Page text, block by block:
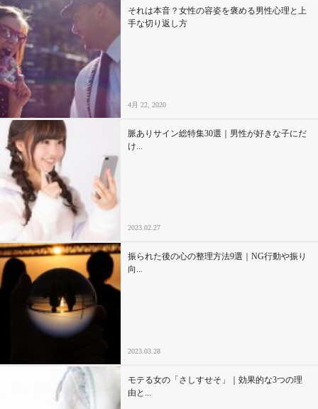
それは本音？女性の容姿を褒める男性心理と上
手な切り返し方
4月 22, 2020
脈ありサイン総特集30選｜男性が好きな子にだ
け...
2023.02.27
振られた後の心の整理方法9選｜NG行動や振り
向...
2023.03.28
モテる女の「さしすせそ」｜効果的な3つの理
由と...